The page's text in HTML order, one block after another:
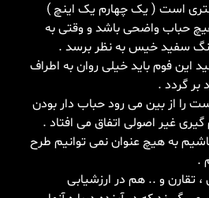
هیچ حباب واضحی باشد و وقتی به
رنگ سفید خیس به نظر برسد .
این فوم باید خیلی روان به اطراف
بر گردد .
را از بین می رود حباب دار بودن
غیر اصولی اتفاق می افتاد .
به هیچ عنوان نمی توانیم طرح
.
، تقارن و .. هم در ارزشیابی